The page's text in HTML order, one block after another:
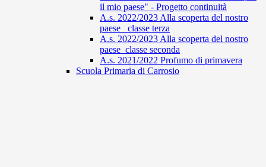
il mio paese" - Progetto continuità
A.s. 2022/2023 Alla scoperta del nostro
paese_ classe terza
A.s. 2022/2023 Alla scoperta del nostro
paese_classe seconda
A.s. 2021/2022 Profumo di primavera
Scuola Primaria di Carrosio